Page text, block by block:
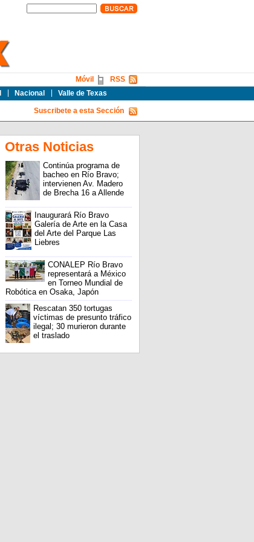
Nacional Valle de Texas
RSS
Móvil
Suscribete a esta Sección
Otras Noticias
Continúa programa de
bacheo en Río Bravo;
intervienen Av. Madero
de Brecha 16 a Allende
Inaugurará Río Bravo
Galería de Arte en la Casa
del Arte del Parque Las
Liebres
CONALEP Río Bravo
representará a México
en Torneo Mundial de
Robótica en Osaka, Japón
Rescatan 350 tortugas
víctimas de presunto tráfico
ilegal; 30 murieron durante
el traslado